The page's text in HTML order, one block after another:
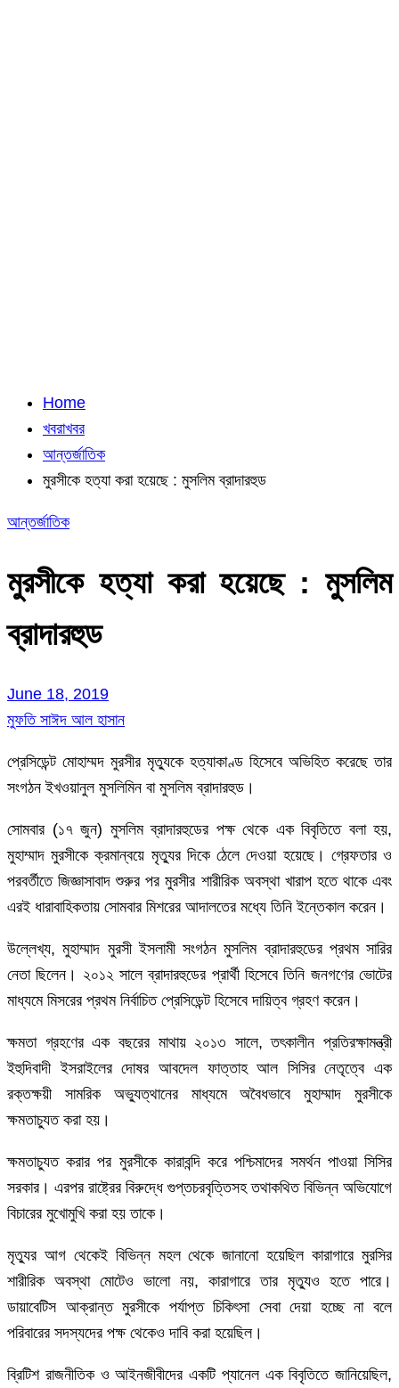
Home
খবরাখবর
আন্তর্জাতিক
মুরসীকে হত্যা করা হয়েছে : মুসলিম ব্রাদারহুড
আন্তর্জাতিক
মুরসীকে হত্যা করা হয়েছে : মুসলিম
ব্রাদারহুড
June 18, 2019
মুফতি সাঈদ আল হাসান
প্রেসিডেন্ট মোহাম্মদ মুরসীর মৃত্যুকে হত্যাকাণ্ড হিসেবে অভিহিত করেছে তার
সংগঠন ইখওয়ানুল মুসলিমিন বা মুসলিম ব্রাদারহুড।
সোমবার (১৭ জুন) মুসলিম ব্রাদারহুডের পক্ষ থেকে এক বিবৃতিতে বলা হয়,
মুহাম্মাদ মুরসীকে ক্রমান্বয়ে মৃত্যুর দিকে ঠেলে দেওয়া হয়েছে। গ্রেফতার ও
পরবর্তীতে জিজ্ঞাসাবাদ শুরুর পর মুরসীর শারীরিক অবস্থা খারাপ হতে থাকে এবং
এরই ধারাবাহিকতায় সোমবার মিশরের আদালতের মধ্যে তিনি ইন্তেকাল করেন।
উল্লেখ্য, মুহাম্মাদ মুরসী ইসলামী সংগঠন মুসলিম ব্রাদারহুডের প্রথম সারির
নেতা ছিলেন। ২০১২ সালে ব্রাদারহুডের প্রার্থী হিসেবে তিনি জনগণের ভোটের
মাধ্যমে মিসরের প্রথম নির্বাচিত প্রেসিডেন্ট হিসেবে দায়িত্ব গ্রহণ করেন।
ক্ষমতা গ্রহণের এক বছরের মাথায় ২০১৩ সালে, তৎকালীন প্রতিরক্ষামন্ত্রী
ইহুদিবাদী ইসরাইলের দোষর আবদেল ফাত্তাহ আল সিসির নেতৃত্বে এক
রক্তক্ষয়ী সামরিক অভ্যুত্থানের মাধ্যমে অবৈধভাবে মুহাম্মাদ মুরসীকে
ক্ষমতাচ্যুত করা হয়।
ক্ষমতাচ্যুত করার পর মুরসীকে কারাবন্দি করে পশ্চিমাদের সমর্থন পাওয়া সিসির
সরকার। এরপর রাষ্ট্রের বিরুদ্ধে গুপ্তচরবৃত্তিসহ তথাকথিত বিভিন্ন অভিযোগে
বিচারের মুখোমুখি করা হয় তাকে।
মৃত্যুর আগ থেকেই বিভিন্ন মহল থেকে জানানো হয়েছিল কারাগারে মুরসির
শারীরিক অবস্থা মোটেও ভালো নয়, কারাগারে তার মৃত্যুও হতে পারে।
ডায়াবেটিস আক্রান্ত মুরসীকে পর্যাপ্ত চিকিৎসা সেবা দেয়া হচ্ছে না বলে
পরিবারের সদস্যদের পক্ষ থেকেও দাবি করা হয়েছিল।
ব্রিটিশ রাজনীতিক ও আইনজীবীদের একটি প্যানেল এক বিবৃতিতে জানিয়েছিল,